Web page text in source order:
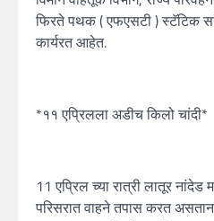
फिरते पथक ( एफएसटी ) स्टॅटिक
कार्यरत आहेत.
*११ एप्रिलला अडीच किलो चांदी*
11 एप्रिल च्या रात्री लातूर नांदेड
परिसरात वाहने तपास करत